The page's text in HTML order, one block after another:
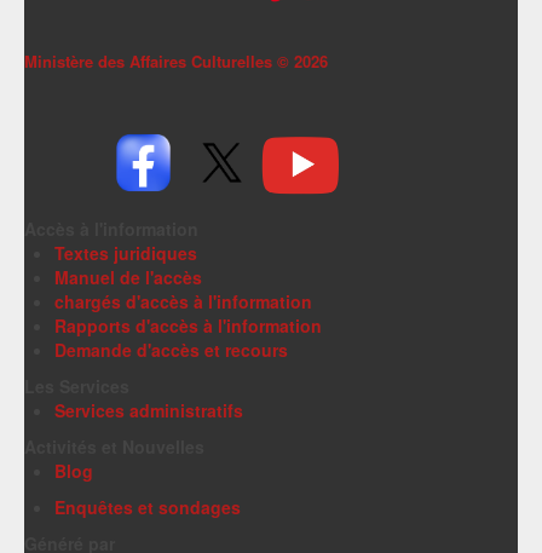
Ministère des Affaires Culturelles © 2026
Textes juridiques
Manuel de l'accès
chargés d'accès à l'information
Rapports d'accès à l'information
Demande d'accès et recours
Services administratifs
Blog
Enquêtes et sondages